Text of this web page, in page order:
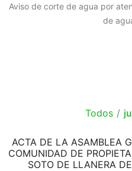
Aviso de corte de agua por
de
Todos /
ACTA DE LA ASAMBLEA
COMUNIDAD DE
SOTO DE LLANERA